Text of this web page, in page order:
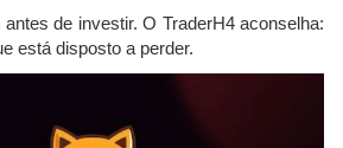
de investir. O TraderH4 aconselha:
está disposto a perder.